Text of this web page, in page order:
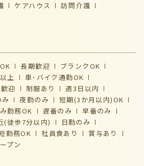
ケアハウス
訪問介護
長期歓迎
ブランクOK
上
車･バイク通勤OK
迎 制服あり
週3日以内
み 夜勤のみ
短期(3か月以内)OK
勤務OK 遅番のみ
早番のみ
(徒歩7分以内)
日勤のみ
勤務OK 社員食あり
賞与あり
プン